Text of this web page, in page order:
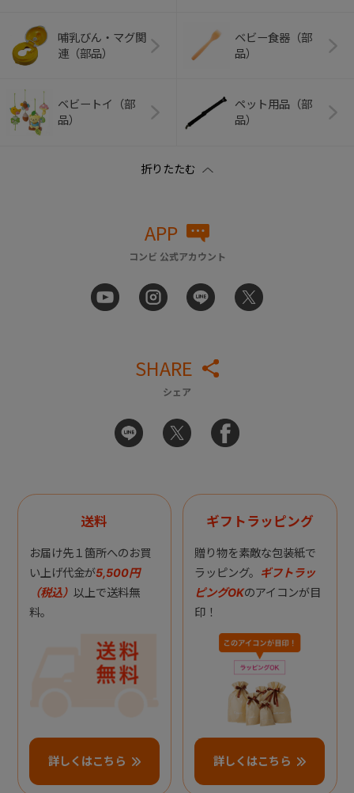
哺乳びん・マグ関
連（部品）
ベビー食器（部
品）
ベビートイ（部
品）
ペット用品（部
品）
APP
コンビ 公式アカウント
SHARE
シェア
送料
お届け先１箇所へのお買
い上げ代金が5,500円
（税込） 以上で送料無
料。
詳しくはこちら
ギフトラッピング
贈り物を素敵な包装紙で
ラッピング。 ギフトラッ
ピングOKのアイコンが目
印！
詳しくはこちら